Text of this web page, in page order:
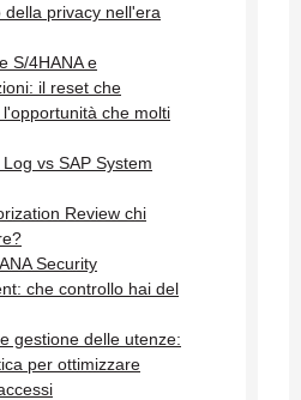
della privacy nell'era
S/4HANA e
il reset che
che molti
vs SAP System
Review chi
Security
che controllo hai del
gestione delle utenze:
per ottimizzare